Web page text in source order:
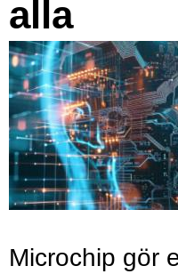
alla
Microchip gör